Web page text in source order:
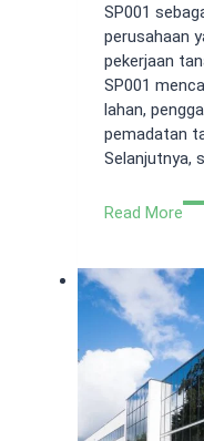
SP001
perusahaan
pekerjaan
SP001
lahan,
pemadatan
Selanjutnya,
Read More